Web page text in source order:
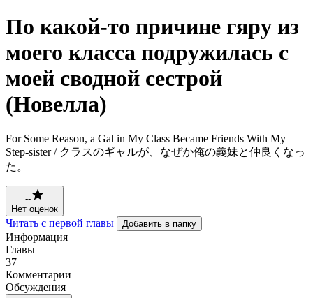
По какой-то причине гяру из
моего класса подружилась с
моей сводной сестрой
(Новелла)
For Some Reason, a Gal in My Class Became Friends With My
Step-sister / クラスのギャルが、なぜか俺の義妹と仲良くなっ
た。
--
Нет оценок
Читать с первой главы Добавить в папку
Информация
Главы
37
Комментарии
Обсуждения